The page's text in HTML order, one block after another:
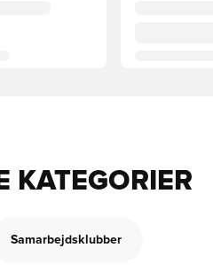
KATEGORIER
Samarbejdsklubber